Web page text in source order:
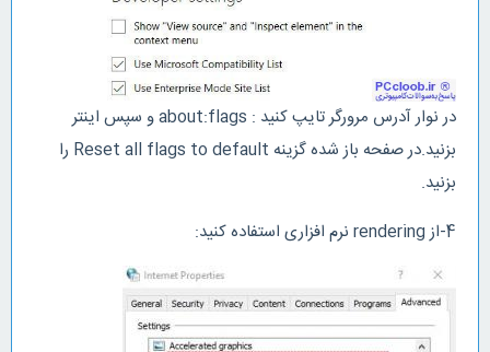
در نوار آدرس مرورگر تایپ کنید : about:flags و سپس اینتر
بزنید.در صفحه باز شده گزینه Reset all flags to default را
بزنید.
4-از rendering نرم افزاری استفاده کنید: